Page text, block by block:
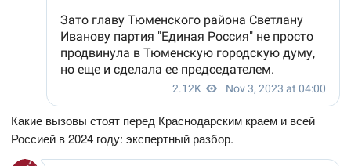
Какие вызовы стоят перед Краснодарским краем и всей
Россией в 2024 году: экспертный разбор.